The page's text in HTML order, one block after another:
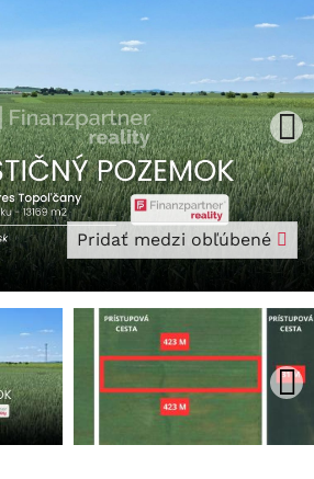
Pridať medzi obľúbené